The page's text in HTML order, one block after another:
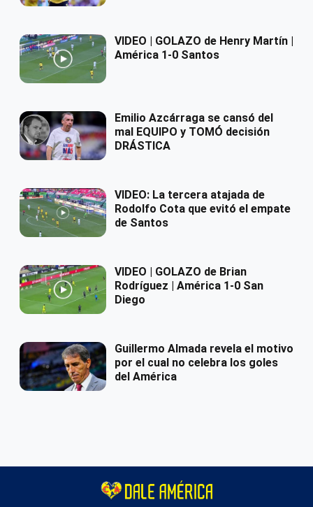
VIDEO | GOLAZO de Henry Martín |
América 1-0 Santos
Emilio Azcárraga se cansó del
mal EQUIPO y TOMÓ decisión
DRÁSTICA
VIDEO: La tercera atajada de
Rodolfo Cota que evitó el empate
de Santos
VIDEO | GOLAZO de Brian
Rodríguez | América 1-0 San
Diego
Guillermo Almada revela el motivo
por el cual no celebra los goles
del América